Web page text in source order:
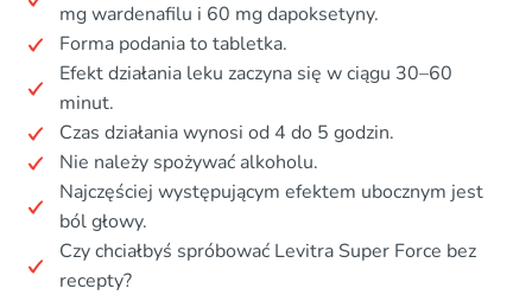
mg wardenafilu i 60 mg dapoksetyny.
Forma podania to tabletka.
Efekt działania leku zaczyna się w ciągu 30–60
minut.
Czas działania wynosi od 4 do 5 godzin.
Nie należy spożywać alkoholu.
Najczęściej występującym efektem ubocznym jest
ból głowy.
Czy chciałbyś spróbować Levitra Super Force bez
recepty?